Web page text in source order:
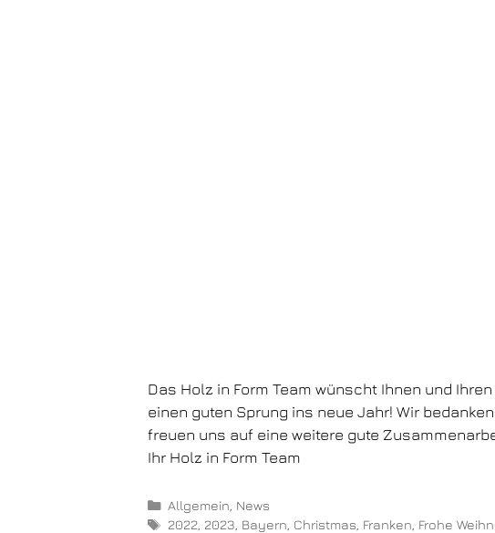
Das Holz in Form Team wünscht Ihnen und
einen guten Sprung ins neue Jahr! Wir
freuen uns auf eine weitere gute
Ihr Holz in Form Team
Allgemein News
2022, 2023 Bayern Christmas Franken Frohe